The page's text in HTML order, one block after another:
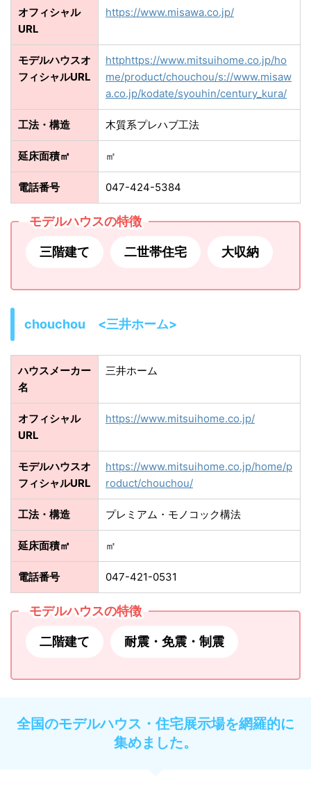
オフィシャル
URL
https://www.misawa.co.jp/
モデルハウスオ
フィシャルURL
httphttps://www.mitsuihome.co.jp/ho
me/product/chouchou/s://www.misaw
a.co.jp/kodate/syouhin/century_kura/
工法・構造 木質系プレハブ工法
延床面積㎡ ㎡
電話番号 047-424-5384
モデルハウスの特徴
三階建て 二世帯住宅 大収納
chouchou <三井ホーム>
ハウスメーカー
名
三井ホーム
オフィシャル
URL
https://www.mitsuihome.co.jp/
モデルハウスオ
フィシャルURL
https://www.mitsuihome.co.jp/home/p
roduct/chouchou/
工法・構造 プレミアム・モノコック構法
延床面積㎡ ㎡
電話番号 047-421-0531
モデルハウスの特徴
二階建て 耐震・免震・制震
全国のモデルハウス・住宅展示場を網羅的に
集めました。